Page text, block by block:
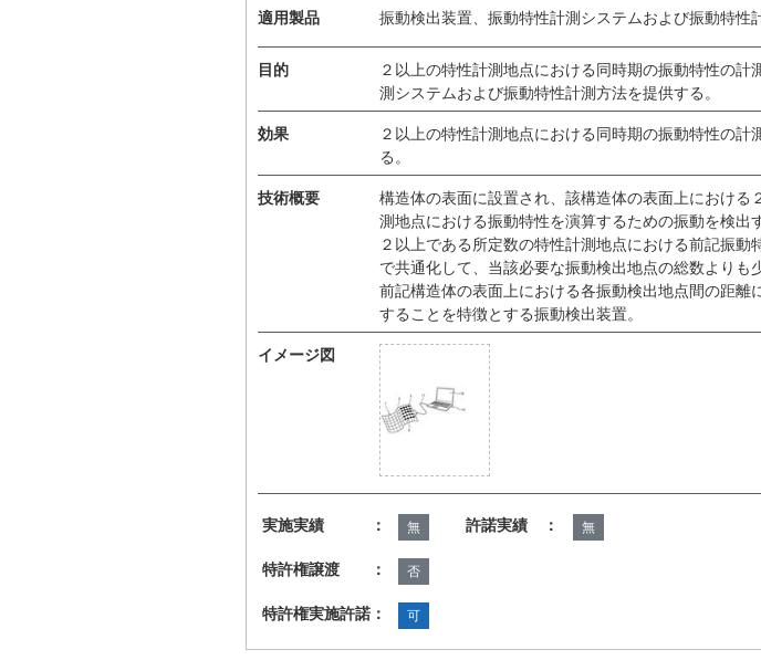
適用製品 振動検出装置、振動特性計測システムおよび振動特性
目的
２以上の特性計測地点における同時期の振動特性の
測システムおよび振動特性計測方法を提供する。
効果
２以上の特性計測地点における同時期の振動特性の
る。
技術概要
構造体の表面に設置され、該構造体の表面上におけ
測地点における振動特性を演算するための振動を検出
２以上である所定数の特性計測地点における前記振
で共通化して、当該必要な振動検出地点の総数よりも
前記構造体の表面上における各振動検出地点間の距
することを特徴とする振動検出装置。
イメージ図
実施実績 ： 無 許諾実績 ： 無
特許権譲渡 ： 否
特許権実施許諾： 可